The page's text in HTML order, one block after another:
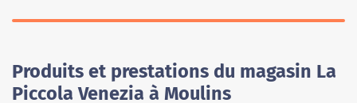
Produits et prestations du magasin La
Piccola Venezia à Moulins